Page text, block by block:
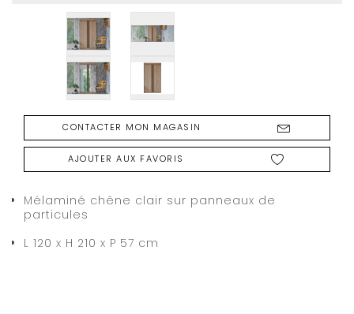
CONTACTER MON MAGASIN
AJOUTER AUX FAVORIS
Mélaminé chêne clair sur panneaux de
particules
L 120 x H 210 x P 57 cm